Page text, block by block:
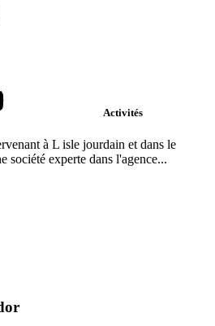
Activités
à L isle jourdain et dans le
société experte dans l'agence...